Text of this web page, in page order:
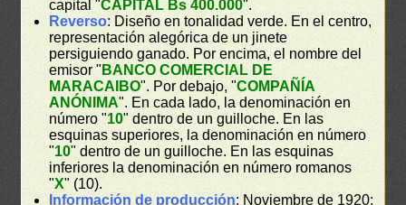
capital "CAPITAL Bs 400.000".
Reverso: Diseño en tonalidad verde. En el centro,
representación alegórica de un jinete
persiguiendo ganado. Por encima, el nombre del
emisor " BANCO COMERCIAL DE
MARACAIBO". Por debajo, "COMPAÑÍA
ANÓNIMA". En cada lado, la denominación en
número "10" dentro de un guilloche. En las
esquinas superiores, la denominación en número
"10" dentro de un guilloche. En las esquinas
inferiores la denominación en número romanos
"X" (10).
Información de producción: Noviembre de 1920: